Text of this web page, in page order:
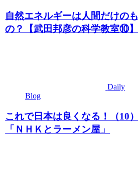
自然エネルギーは人間だけのも
の？【武田邦彦の科学教室⑩】
Daily
Blog
これで日本は良くなる！（10）
「ＮＨＫとラーメン屋」